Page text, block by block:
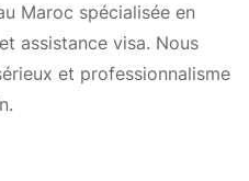
Maroc spécialisée en
assistance visa. Nous
et professionnalisme